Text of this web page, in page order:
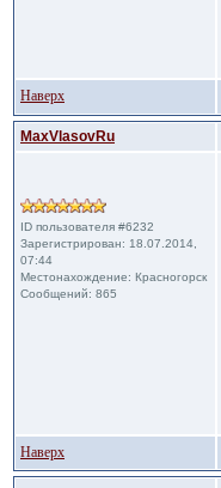
Наверх
MaxVlasovRu
ID пользователя #6232
Зарегистрирован: 18.07.2014,
07:44
Местонахождение: Красногорск
Сообщений: 865
Наверх